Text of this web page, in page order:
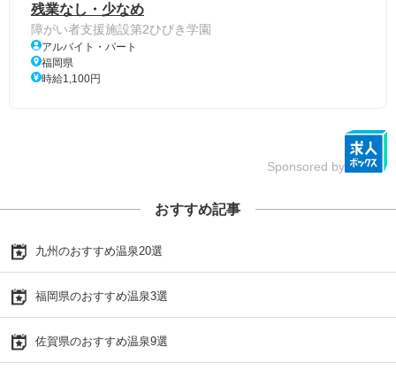
残業なし・少なめ
障がい者支援施設第2ひびき学園
アルバイト・パート
福岡県
時給1,100円
Sponsored by
おすすめ記事
九州のおすすめ温泉20選
福岡県のおすすめ温泉3選
佐賀県のおすすめ温泉9選